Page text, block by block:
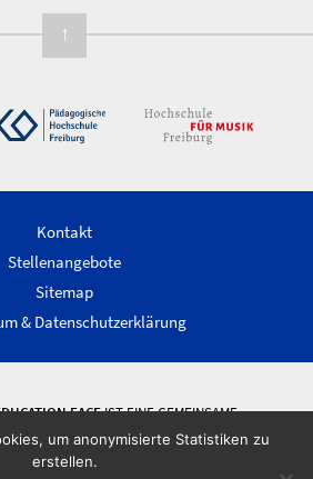
↑
Kontakt
Stellenangebote
Sitemap
& Datenschutzerklärung
FACEIST EINE GEMEINSAME
DER ALBERT-LUDWIGS-UNIVERSITÄT
HOCHSCHULE FREIBURG UND DER
FÜR MUSIK FREIBURG.
um anonymisierte Statistiken zu
erstellen.